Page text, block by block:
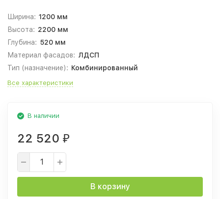
Ширина: 1200 мм
Высота: 2200 мм
Глубина: 520 мм
Материал фасадов: ЛДСП
Тип (назначение): Комбинированный
Все характеристики
В наличии
22 520 ₽
В корзину